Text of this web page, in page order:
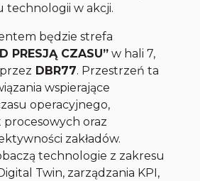
technologii w akcji.
będzie strefa
PRESJĄ CZASU” w hali 7,
DBR77. Przestrzeń ta
wspierające
operacyjnego,
procesowych oraz
zakładów.
technologie z zakresu
Twin, zarządzania KPI,